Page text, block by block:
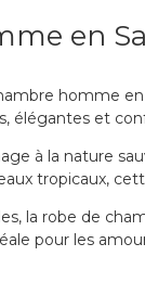
en
homme
élégantes et
à la nature
tropicaux,
la robe de
pour les